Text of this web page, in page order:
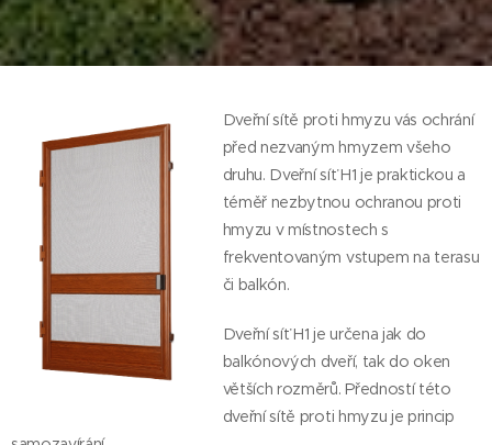
Dveřní sítě proti hmyzu vás ochrání
před nezvaným hmyzem všeho
druhu. Dveřní síť H1 je praktickou a
téměř nezbytnou ochranou proti
hmyzu v místnostech s
frekventovaným vstupem na terasu
či balkón.
Dveřní síť H1 je určena jak do
balkónových dveří, tak do oken
větších rozměrů. Předností této
dveřní sítě proti hmyzu je princip